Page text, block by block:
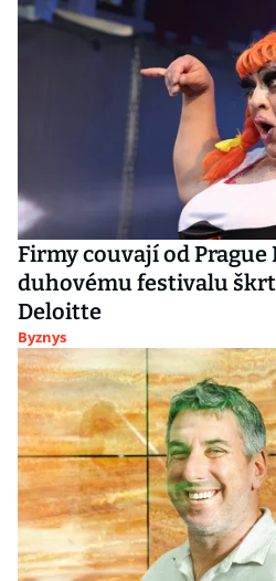
Firmy couvají od Prague
duhovému festivalu
Deloitte
Byznys